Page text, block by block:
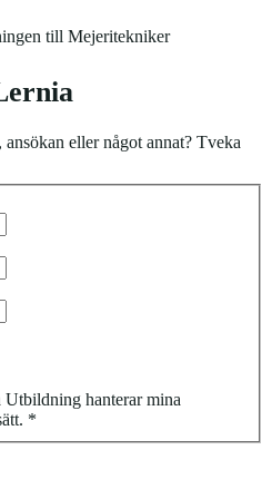
till Mejeritekniker
eller något annat? Tveka
Utbildning hanterar mina
*